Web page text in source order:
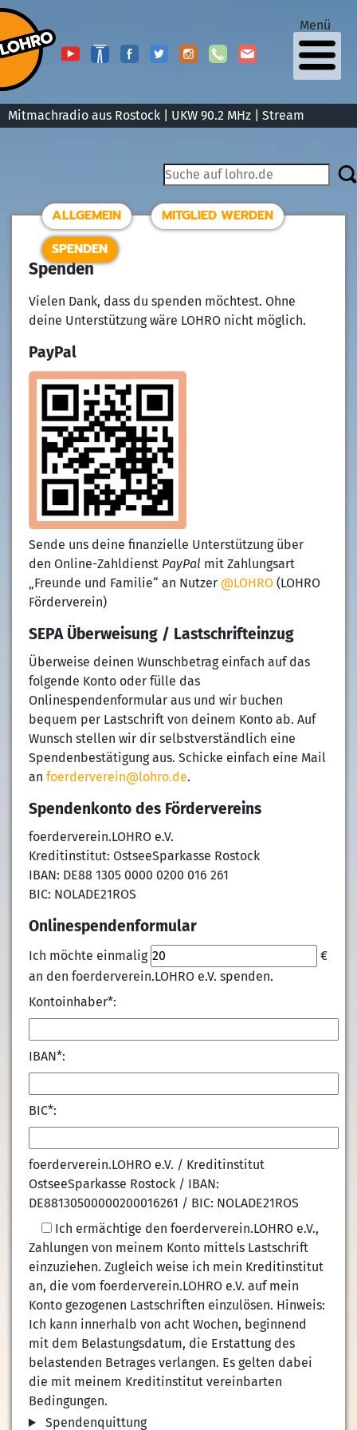
Mitmachradio aus Rostock | UKW 90.2 MHz | Stream
Menü
Spenden
ALLGEMEIN
MITGLIED WERDEN
SPENDEN
Vielen Dank, dass du spenden möchtest. Ohne
deine Unterstützung wäre LOHRO nicht möglich.
PayPal
Sende uns deine finanzielle Unterstützung über
den Online-Zahldienst PayPal mit Zahlungsart
„Freunde und Familie“ an Nutzer @LOHRO(LOHRO
Förderverein)
SEPA Überweisung / Lastschrifteinzug
Überweise deinen Wunschbetrag einfach auf das
folgende Konto oder fülle das
Onlinespendenformular aus und wir buchen
bequem per Lastschrift von deinem Konto ab. Auf
Wunsch stellen wir dir selbstverständlich eine
Spendenbestätigung aus. Schicke einfach eine Mail
an foerderverein@lohro.de.
Spendenkonto des Fördervereins
foerderverein.LOHRO e.V.
Kreditinstitut: OstseeSparkasse Rostock
IBAN: DE88 1305 0000 0200 016 261
BIC: NOLADE21ROS
Onlinespendenformular
Ich möchte einmalig
€
an den foerderverein.LOHRO e.V. spenden.
Kontoinhaber*:
IBAN*:
BIC*:
foerderverein.LOHRO e.V. / Kreditinstitut
OstseeSparkasse Rostock / IBAN:
DE88130500000200016261 / BIC: NOLADE21ROS
Ich ermächtige den foerderverein.LOHRO e.V.,
Zahlungen von meinem Konto mittels Lastschrift
einzuziehen. Zugleich weise ich mein Kreditinstitut
an, die vom foerderverein.LOHRO e.V. auf mein
Konto gezogenen Lastschriften einzulösen. Hinweis:
Ich kann innerhalb von acht Wochen, beginnend
mit dem Belastungsdatum, die Erstattung des
belastenden Betrages verlangen. Es gelten dabei
die mit meinem Kreditinstitut vereinbarten
Bedingungen.
Spendenquittung